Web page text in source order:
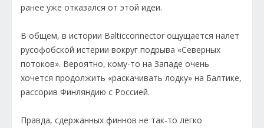
ранее уже отказался от этой идеи.
В общем, в истории Balticconnector ощущается налет
русофобской истерии вокруг подрыва «Северных
потоков». Вероятно, кому-то на Западе очень
хочется продолжить «раскачивать лодку» на Балтике,
рассорив Финляндию с Россией.
Правда, сдержанных финнов не так-то легко